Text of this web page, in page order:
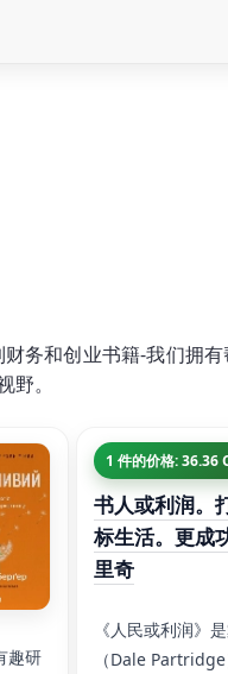
务和创业书籍-我们拥
。
趣研
1 件的价格: 36.36
书人或利润。
标生活。更成
里奇
《人民或利润》
（Dale